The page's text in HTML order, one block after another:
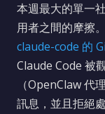
本週最大的單一
用者之間的摩擦
claude-code 的
Claude Code 被
（OpenClaw 代
訊息，並且拒絕